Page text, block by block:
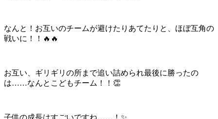
なんと！お互いのチームが避けたりあてたりと、ほぼ互角の
戦いに！！🔥🔥
お互い、ギリギリの所まで追い詰められ最後に勝ったの
は……なんとこどもチーム！！👏